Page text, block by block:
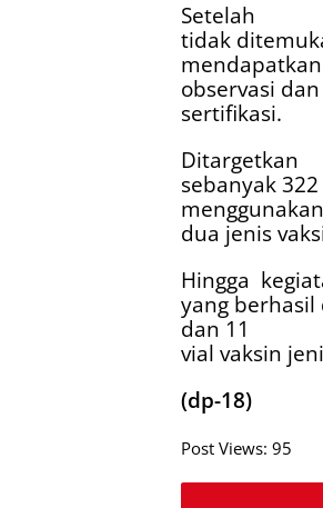
Setelah
tidak
observasi dan
sertifikasi.
Ditargetkan
sebanyak
menggunakan
dua jenis
Hingga
yang berhasil
dan 11
vial vaksin
(dp-18)
Post Views: 95